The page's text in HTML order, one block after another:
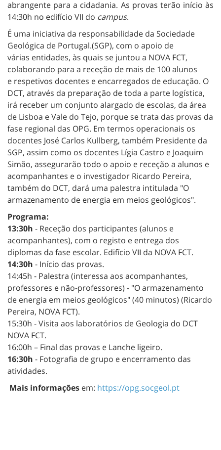
abrangente para a cidadania. As provas terão início às
14:30h no edifício VII do campus.
É uma iniciativa da responsabilidade da Sociedade
Geológica de Portugal.(SGP), com o apoio de
várias entidades, às quais se juntou a NOVA FCT,
colaborando para a receção de mais de 100 alunos
e respetivos docentes e encarregados de educação. O
DCT, através da preparação de toda a parte logística,
irá receber um conjunto alargado de escolas, da área
de Lisboa e Vale do Tejo, porque se trata das provas da
fase regional das OPG. Em termos operacionais os
docentes José Carlos Kullberg, também Presidente da
SGP, assim como os docentes Lígia Castro e Joaquim
Simão, assegurarão todo o apoio e receção a alunos e
acompanhantes e o investigador Ricardo Pereira,
também do DCT, dará uma palestra intitulada "O
armazenamento de energia em meios geológicos".
Programa:
13:30h - Receção dos participantes (alunos e
acompanhantes), com o registo e entrega dos
diplomas da fase escolar. Edifício VII da NOVA FCT.
14:30h - Início das provas.
14:45h - Palestra (interessa aos acompanhantes,
professores e não-professores) - "O armazenamento
de energia em meios geológicos" (40 minutos) (Ricardo
Pereira, NOVA FCT).
15:30h - Visita aos laboratórios de Geologia do DCT
NOVA FCT.
16:00h – Final das provas e Lanche ligeiro.
16:30h - Fotografia de grupo e encerramento das
atividades.
Mais informações em: https://opg.socgeol.pt